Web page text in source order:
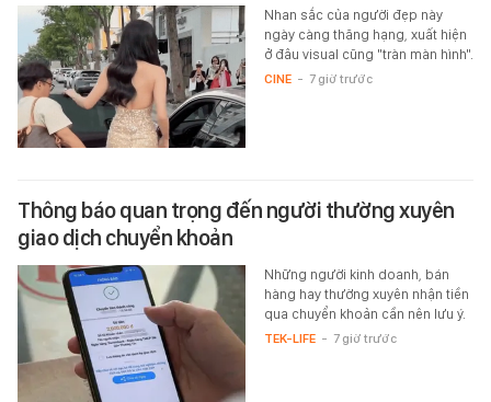
Nhan sắc của người đẹp này
ngày càng thăng hạng, xuất hiện
ở đâu visual cũng "tràn màn hình".
CINE - 7 giờ trước
Thông báo quan trọng đến người thường xuyên
giao dịch chuyển khoản
Những người kinh doanh, bán
hàng hay thường xuyên nhận tiền
qua chuyển khoản cần nên lưu ý.
TEK-LIFE - 7 giờ trước